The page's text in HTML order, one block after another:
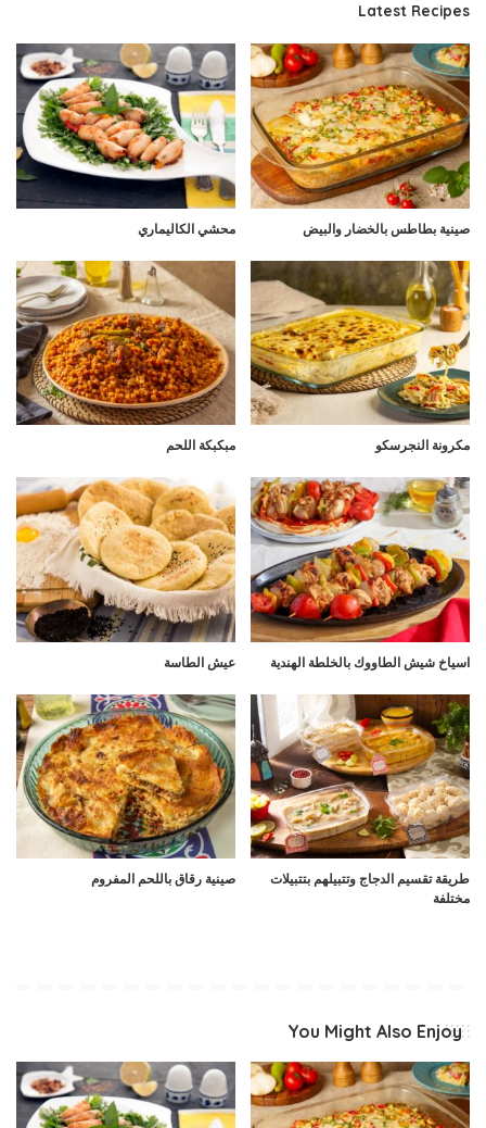
Latest Recipes
صينية بطاطس بالخضار والبيض محشي الكاليماري
مكرونة النجرسكو مبكبكة اللحم
اسياخ شيش الطاووك بالخلطة الهندية عيش الطاسة
طريقة تقسيم الدجاج وتتبيلهم بتتبيلات
مختلفة
صينية رقاق باللحم المفروم
You Might Also Enjoy